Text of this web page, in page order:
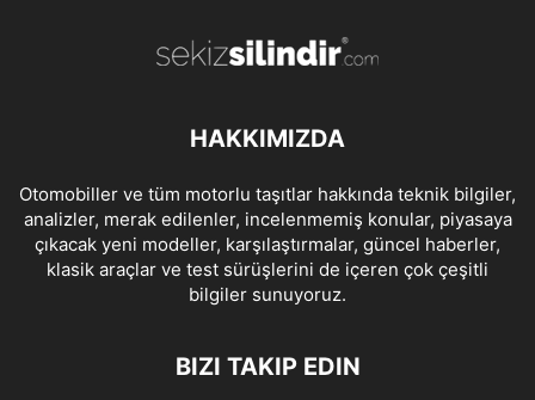
HAKKIMIZDA
Otomobiller ve tüm motorlu taşıtlar hakkında teknik bilgiler,
analizler, merak edilenler, incelenmemiş konular, piyasaya
çıkacak yeni modeller, karşılaştırmalar, güncel haberler,
klasik araçlar ve test sürüşlerini de içeren çok çeşitli
bilgiler sunuyoruz.
BIZI TAKIP EDIN